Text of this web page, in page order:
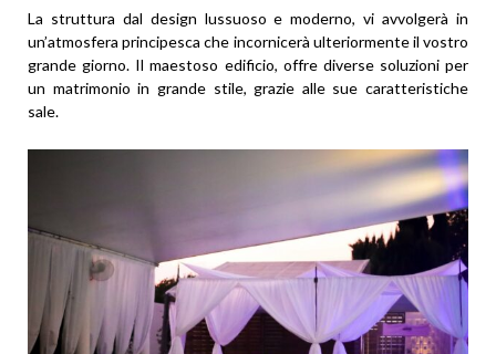
La struttura dal design lussuoso e moderno, vi avvolgerà in
un’atmosfera principesca che incornicerà ulteriormente il vostro
grande giorno. Il maestoso edificio, offre diverse soluzioni per
un matrimonio in grande stile, grazie alle sue caratteristiche
sale.